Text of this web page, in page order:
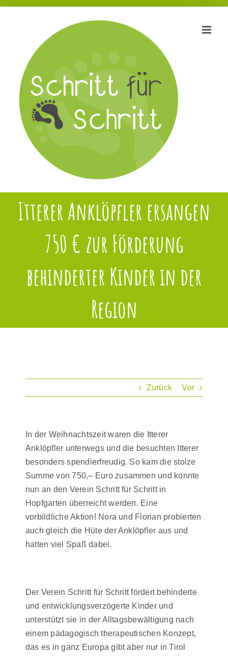
Itterer Anklöpfler ersangen
750 € zur Förderung
behinderter Kinder in der
Region
Zurück Vor
In der Weihnachtszeit waren die Itterer
Anklöpfler unterwegs und die besuchten Itterer
besonders spendierfreudig. So kam die stolze
Summe von 750,– Euro zusammen und konnte
nun an den Verein Schritt für Schritt in
Hopfgarten überreicht werden. Eine
vorbildliche Aktion! Nora und Florian probierten
auch gleich die Hüte der Anklöpfler aus und
hatten viel Spaß dabei.
Der Verein Schritt für Schritt fördert behinderte
und entwicklungsverzögerte Kinder und
unterstützt sie in der Alltagsbewältigung nach
einem pädagogisch therapeutischen Konzept,
das es in ganz Europa gibt aber nur in Tirol